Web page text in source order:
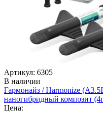
Артикул: 6305
В наличии
Гармонайз / Harmonize
наногибридный композит
Цена: